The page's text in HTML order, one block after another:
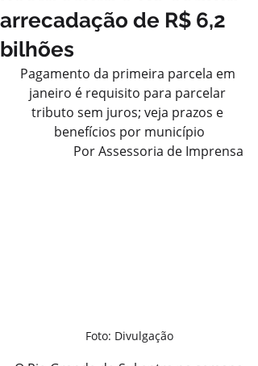
arrecadação de R$ 6,2
bilhões
Pagamento da primeira parcela em
janeiro é requisito para parcelar
tributo sem juros; veja prazos e
benefícios por município
Por Assessoria de Imprensa
Foto: Divulgação